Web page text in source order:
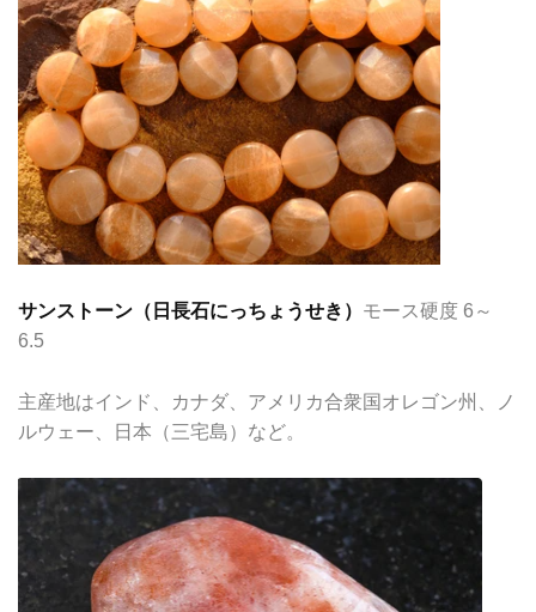
サンストーン（日長石にっちょうせき） モース硬度 6～
6.5
主産地はインド、カナダ、アメリカ合衆国オレゴン州、ノ
ルウェー、日本（三宅島）など。